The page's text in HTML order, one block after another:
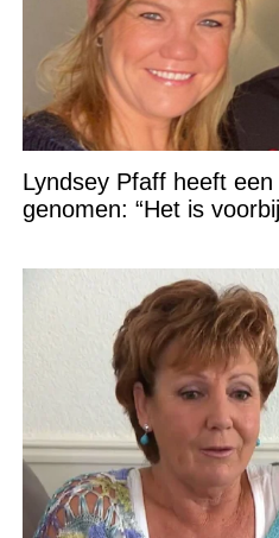
Lyndsey Pfaff heeft
genomen: “Het is